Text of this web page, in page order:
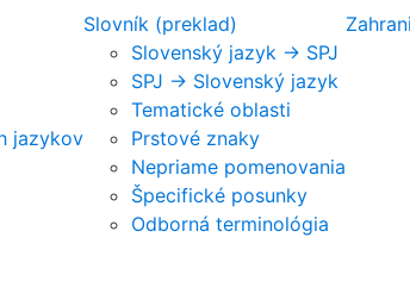
jazykov
Slovník (preklad)
Slovenský jazyk -> SPJ
SPJ -> Slovenský jazyk
Tematické oblasti
Prstové znaky
Nepriame pomenovania
Špecifické posunky
Odborná terminológia